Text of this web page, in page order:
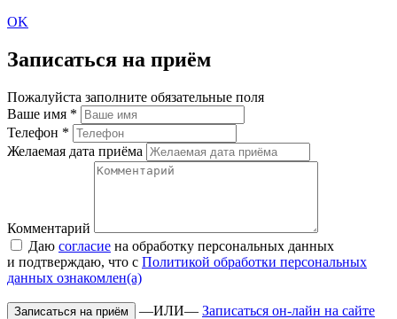
OK
Записаться на приём
Пожалуйста заполните обязательные поля
Ваше имя *
Телефон *
Желаемая дата приёма
Комментарий
Даю согласие на обработку персональных данных
и подтверждаю, что с Политикой обработки персональных
данных ознакомлен(а)
—ИЛИ— Записаться он-лайн на сайте